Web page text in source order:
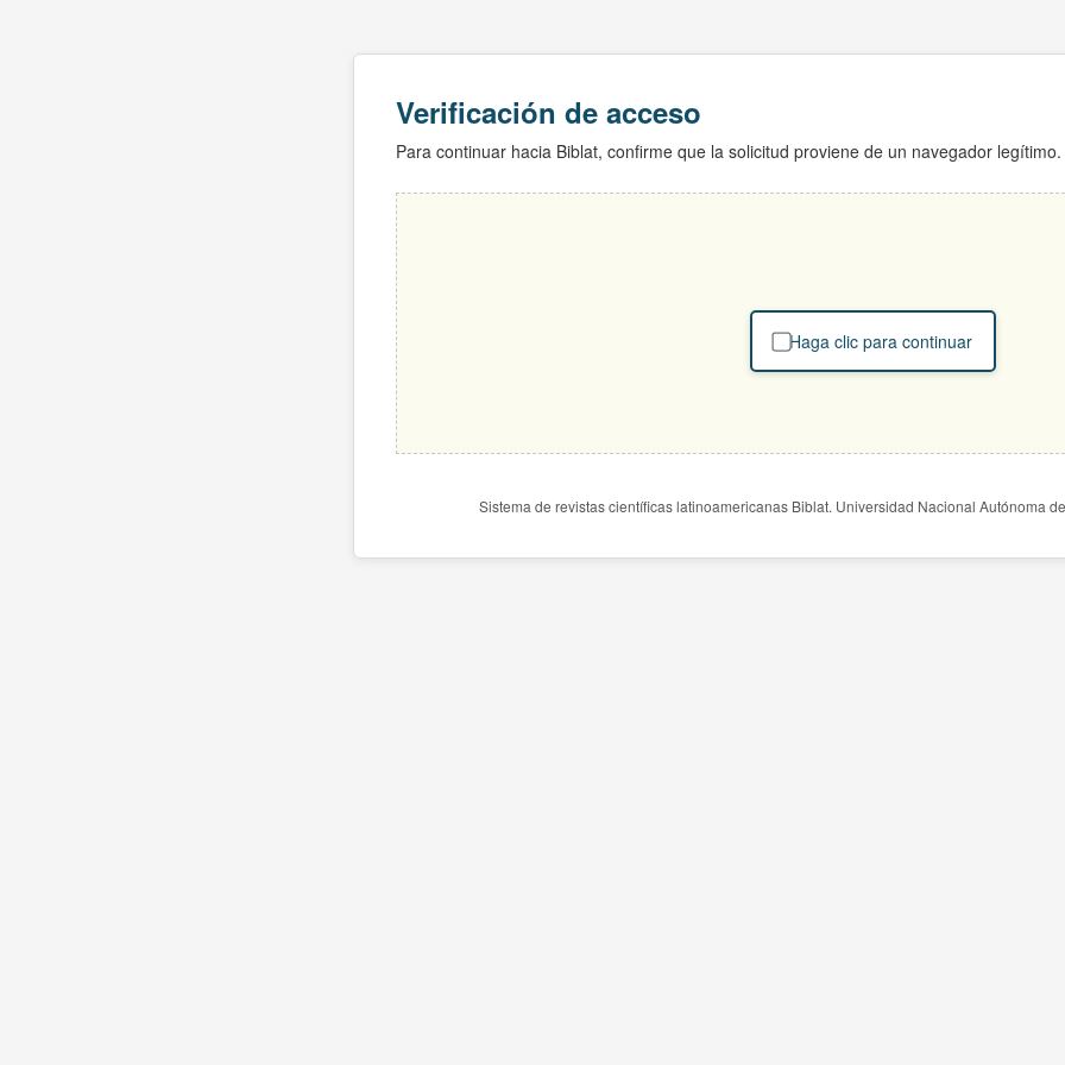
Verificación de acceso
Para continuar hacia Biblat, confirme que la solicitud proviene de un navegador legítimo.
Haga clic para continuar
Sistema de revistas científicas latinoamericanas Biblat. Universidad Nacional Autónoma